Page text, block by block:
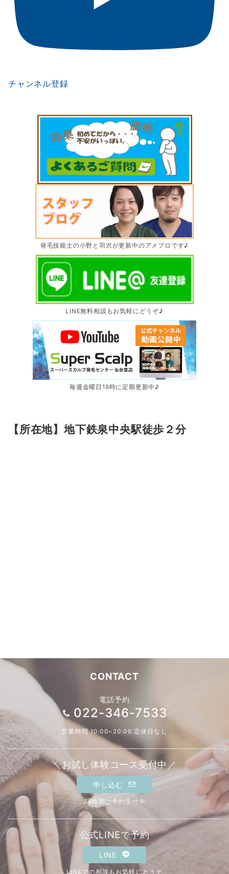
チャンネル登録
発毛技能士の小野と羽沢が更新中のアメブロです♪
LINE無料相談もお気軽にどうぞ♪
毎週金曜日19時に定期更新中♪
【所在地】地下鉄泉中央駅徒歩２分
CONTACT
電話予約
022-346-7533
営業時間 10:00~20:00 定休日なし
＼お試し体験コース受付中／
申し込む
24時間ご予約受付中
公式LINEで予約
LINE
LINEでの相談もお気軽にどうぞ